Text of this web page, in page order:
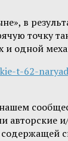
в
и одной
t-62-